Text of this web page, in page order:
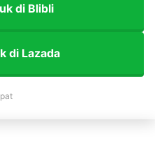
di Blibli
di Lazada